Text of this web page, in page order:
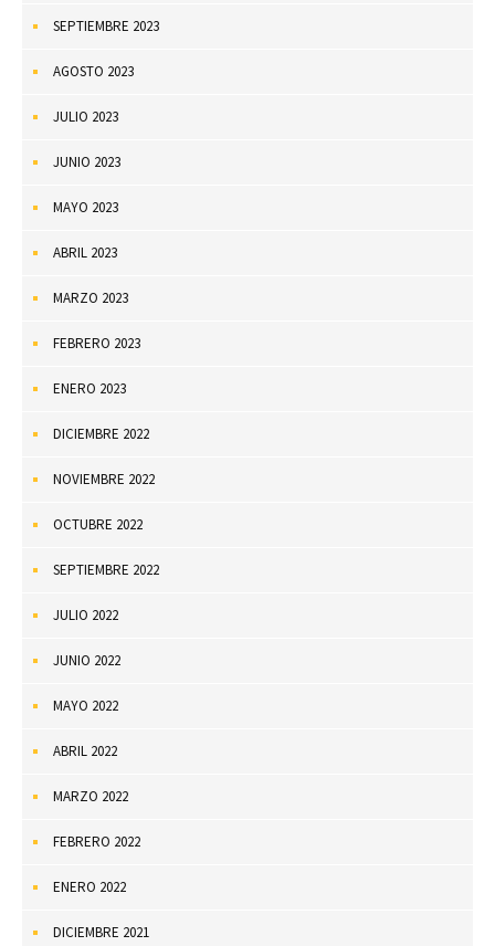
SEPTIEMBRE 2023
AGOSTO 2023
JULIO 2023
JUNIO 2023
MAYO 2023
ABRIL 2023
MARZO 2023
FEBRERO 2023
ENERO 2023
DICIEMBRE 2022
NOVIEMBRE 2022
OCTUBRE 2022
SEPTIEMBRE 2022
JULIO 2022
JUNIO 2022
MAYO 2022
ABRIL 2022
MARZO 2022
FEBRERO 2022
ENERO 2022
DICIEMBRE 2021